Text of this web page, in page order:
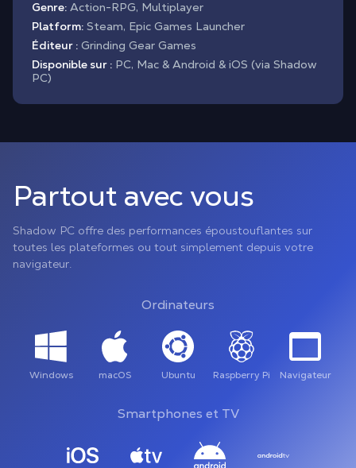
Genre: Action-RPG, Multiplayer
Platform: Steam, Epic Games Launcher
Éditeur : Grinding Gear Games
Disponible sur : PC, Mac & Android & iOS (via Shadow
PC)
Partout avec vous
Shadow PC offre des performances époustouflantes sur
toutes les plateformes ou tout simplement depuis votre
navigateur.
Ordinateurs
Windows macOS Ubuntu Raspberry Pi Navigateur
Smartphones et TV